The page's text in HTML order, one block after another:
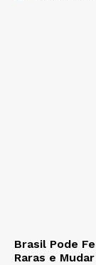
Brasil Pode
Raras e